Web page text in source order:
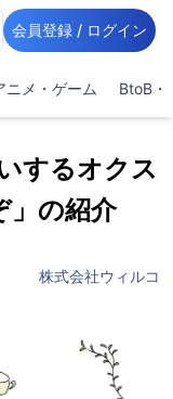
会員登録 / ログイン
ニメ・ゲーム BtoB・
するオクス
」の紹介
株式会社ウィルコ